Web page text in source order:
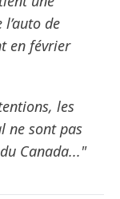
de
en février
les
ne sont pas
Canada..."